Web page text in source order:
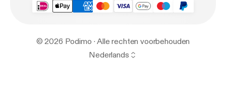
© 2026 Podimo · Alle rechten voorbehouden
Nederlands